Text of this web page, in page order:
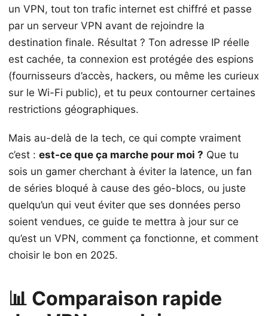
un VPN, tout ton trafic internet est chiffré et passe
par un serveur VPN avant de rejoindre la
destination finale. Résultat ? Ton adresse IP réelle
est cachée, ta connexion est protégée des espions
(fournisseurs d’accès, hackers, ou même les curieux
sur le Wi-Fi public), et tu peux contourner certaines
restrictions géographiques.
Mais au-delà de la tech, ce qui compte vraiment
c’est : est-ce que ça marche pour moi ? Que tu
sois un gamer cherchant à éviter la latence, un fan
de séries bloqué à cause des géo-blocs, ou juste
quelqu’un qui veut éviter que ses données perso
soient vendues, ce guide te mettra à jour sur ce
qu’est un VPN, comment ça fonctionne, et comment
choisir le bon en 2025.
📊 Comparaison rapide